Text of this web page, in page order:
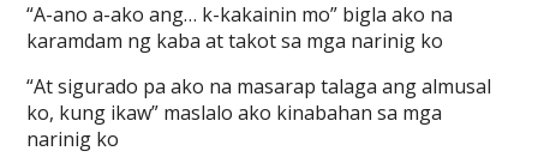
“A-ano a-ako ang… k-kakainin mo” bigla ako na
karamdam ng kaba at takot sa mga narinig ko
“At sigurado pa ako na masarap talaga ang almusal
ko, kung ikaw” maslalo ako kinabahan sa mga
narinig ko